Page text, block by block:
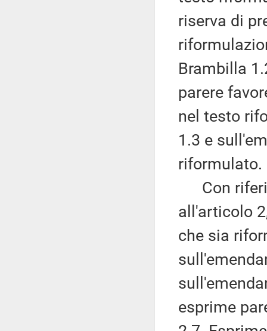
riserva di
Brambilla
parere
nel testo
1.3 e
riformulato.
Con
all'articolo
che sia
esprime